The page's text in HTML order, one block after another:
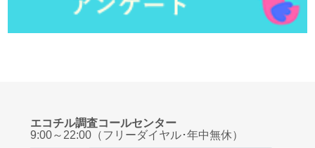
エコチル調査コールセンター
9:00～22:00（フリーダイヤル･年中無休）